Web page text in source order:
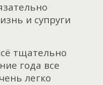
и супруги
тщательно
года все
легко